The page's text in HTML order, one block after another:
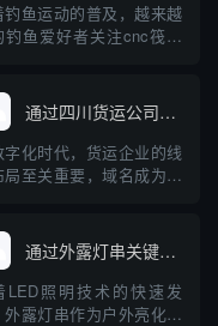
钓鱼运动的普及，越来越
钓鱼爱好者关注cnc筏钓
名注册及查询成为大家
问题。本文将从“cnc筏
出发，介绍如何查询相关
，并普及域名查询的基础
通过四川货运公司查询域名
字化时代，货运企业的线
局至关重要，域名成为企
询其域名，以及域名在
业中的重要作用，帮助
和个人规范管理和查询域
提高网络安全意识。
通过外露灯串关键词查询到的域名
LED照明技术的快速发
外露灯串作为户外亮化工